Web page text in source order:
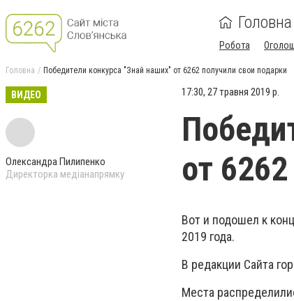
Головна
Робота
Головна Победители конкурса "Знай наших" от 6262 получили свои подарки
ВИДЕО
Олександра Пилипенко
Директорка медіанапрямку
17:30, 27 травня 2019 р.
от
Вот и подошел к
2019 года.
В редакции Сайта
Места